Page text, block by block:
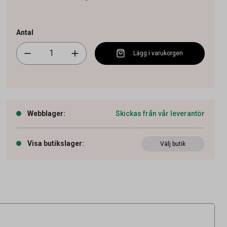
Antal
Lägg i varukorgen
Webblager: Skickas från vår leverantör
Visa butikslager: Välj butik